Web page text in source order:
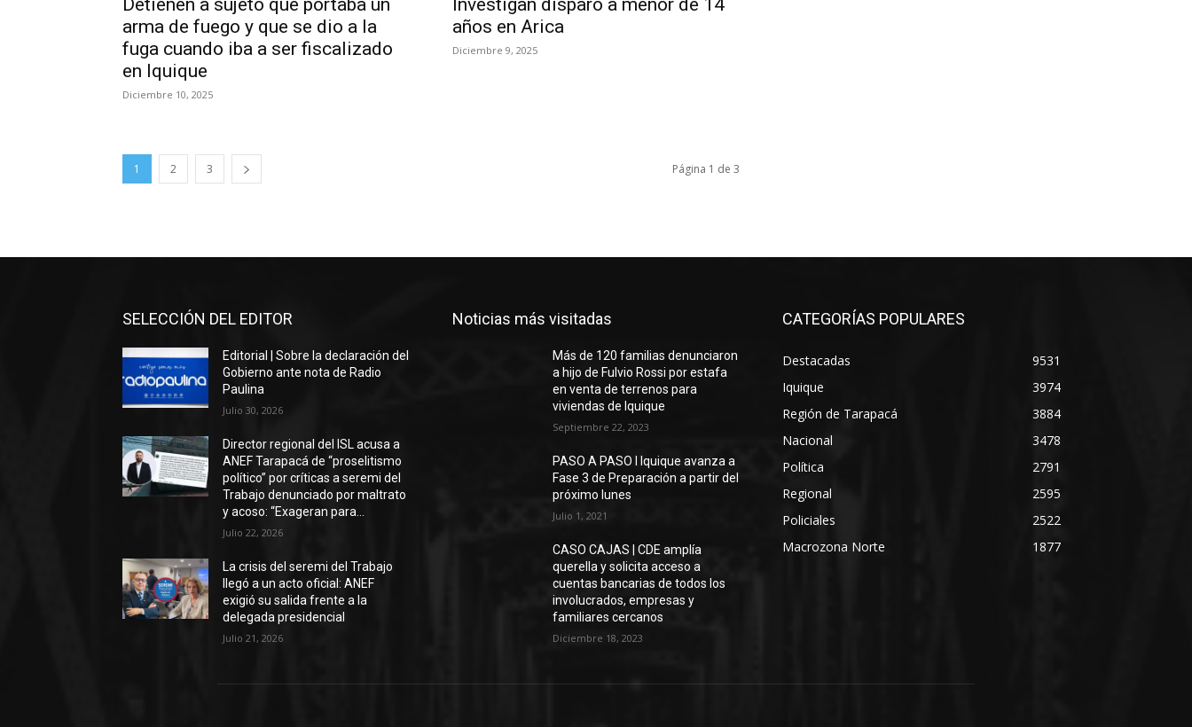
Detienen a sujeto que portaba un
arma de fuego y que se dio a la
fuga cuando iba a ser fiscalizado
en Iquique
Diciembre 10, 2025
Investigan disparo a menor de 14
años en Arica
Diciembre 9, 2025
1 2 3 Página 1 de 3
SELECCIÓN DEL EDITOR
Editorial | Sobre la declaración del
Gobierno ante nota de Radio
Paulina
Julio 30, 2026
Director regional del ISL acusa a
ANEF Tarapacá de “proselitismo
político” por críticas a seremi del
Trabajo denunciado por maltrato
y acoso: “Exageran para...
Julio 22, 2026
La crisis del seremi del Trabajo
llegó a un acto oficial: ANEF
exigió su salida frente a la
delegada presidencial
Julio 21, 2026
Noticias más visitadas
Más de 120 familias denunciaron
a hijo de Fulvio Rossi por estafa
en venta de terrenos para
viviendas de Iquique
Septiembre 22, 2023
PASO A PASO I Iquique avanza a
Fase 3 de Preparación a partir del
próximo lunes
Julio 1, 2021
CASO CAJAS | CDE amplía
querella y solicita acceso a
cuentas bancarias de todos los
involucrados, empresas y
familiares cercanos
Diciembre 18, 2023
CATEGORÍAS POPULARES
Destacadas
9531
Iquique
3974
Región de Tarapacá
3884
Nacional
3478
Política
2791
Regional
2595
Policiales
2522
Macrozona Norte
1877